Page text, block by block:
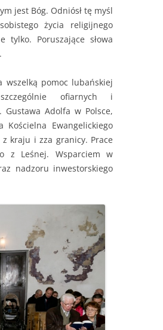
jest Bóg. Odniósł tę myśl
życia religijnego
Poruszające słowa
wszelką pomoc lubańskiej
ofiarnych i
Adolfa w Polsce,
Ewangelickiego
kraju i zza granicy. Prace
z Leśnej. Wsparciem w
nadzoru inwestorskiego